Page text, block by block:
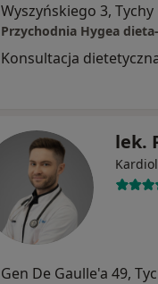
Wyszyńskiego 3, Tychy
Przychodnia Hygea
Konsultacja
lek.
Gen De Gaulle'a 49,